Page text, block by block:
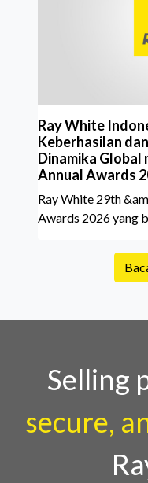
kepemilikan hingga
Ray White
Keberhasilan
Dinamika Global
Annual Awards
Ray White 29th
Awards 2026 yang
menjadi momen
properti dan
Country Director
Selling
secure,